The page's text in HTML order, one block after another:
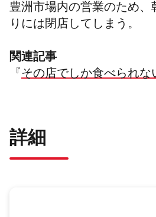
豊洲市場内の営業のため、
りには閉店してしまう。
関連記事
『 その店でしか食べられな
詳細